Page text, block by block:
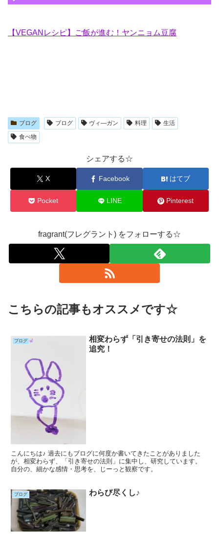
【VEGANレシピ】ご飯が進む！ヤンニョム豆腐
ブログ ブログ ヴィ―ガン 料理
生活
食べ物
シェアする☆
X Facebook はてブ
Pocket LINE Pinterest
fragrant(フレグラント) をフォローする☆
こちらの記事もオススメです☆
ブログ
相変わらず「引き寄せの法則」を
追究！
こんにちは♪ 過去にもブログに何度か書いてきたことがありました
が、相変わらず、「引き寄せの法則」に集中し、研究しています。
自分の、細かな感情・思考を、じーっと観察です。
ブログ わらび尽くし♪